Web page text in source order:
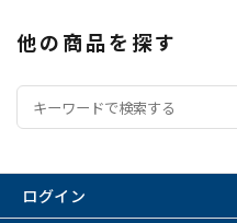
他の商品を探す
ログイン